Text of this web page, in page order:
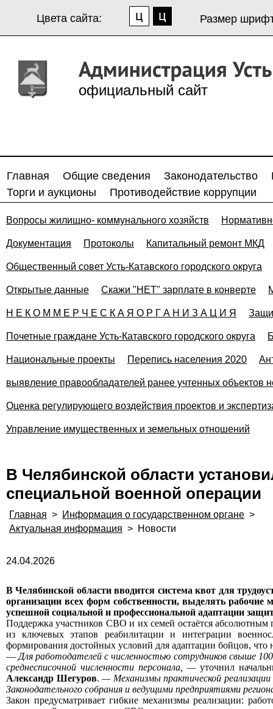
Цвета сайта: Размер
официальный сайт
Главная Общие сведения Законодательство
Торги и аукционы
Противодействие коррупции
Вопросы жилищно- коммунального хозяйств
Документация Протоколы Капитальный ремонт МКД
Общественный совет Усть-Катавского городского округа
Открытые данные Скажи "НЕТ" зарплате в конверте
Н Е К О М М Е Р Ч Е С К А Я О Р Г А Н И З А Ц И Я
Почетные граждане Усть-Катавского городского округа
Национальные проекты Перепись населения 2020
выявление правообладателей ранее учтенных объектов
Оценка регулирующего воздействия проектов и
Управление имущественных и земельных отношений
В Челябинской области
специальной военной операции
Главная > Информация о государственном органе >
Актуальная информация > Новости
24.04.2026
В Челябинской области вводится система квот для
организации всех форм собственности, выделять рабочие
успешной социальной и профессиональной адаптации
Поддержка участников СВО и их семей остаётся абсолютным
из ключевых этапов реабилитации и интеграции
формирования достойных условий для адаптации бойцов,
— Для работодателей с численностью сотрудников свыше
среднесписочной численности персонала, —уточнил
Александр Шегуров.— Механизмы практической
Законодательного собрания и ведущими предприятиями
Закон предусматривает гибкие механизмы реализации: